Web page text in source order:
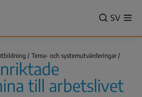
VALITSE
SPRÅK
-
SV
Tema- och systemutvärderingar
till arbetslivet